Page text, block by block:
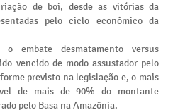
de boi, desde as vitórias da
pelo ciclo econômico da
embate desmatamento versus
vencido de modo assustador pelo
previsto na legislação e, o mais
de mais de 90% do montante
pelo Basa na Amazônia.